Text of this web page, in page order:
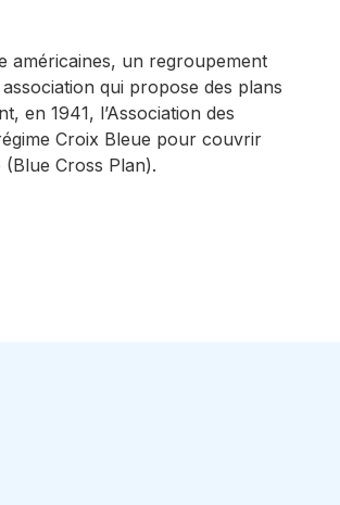
américaines, un regroupement
qui propose des plans
en 1941, l’Association des
Croix Bleue pour couvrir
Cross Plan).